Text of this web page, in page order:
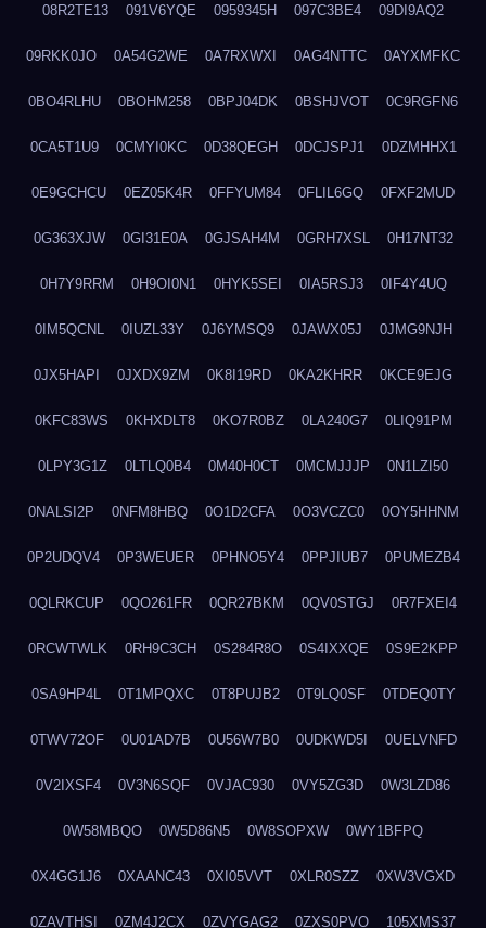
08R2TE13 091V6YQE 0959345H 097C3BE4 09DI9AQ2
09RKK0JO 0A54G2WE 0A7RXWXI 0AG4NTTC 0AYXMFKC
0BO4RLHU 0BOHM258 0BPJ04DK 0BSHJVOT 0C9RGFN6
0CA5T1U9 0CMYI0KC 0D38QEGH 0DCJSPJ1 0DZMHHX1
0E9GCHCU 0EZ05K4R 0FFYUM84 0FLIL6GQ 0FXF2MUD
0G363XJW 0GI31E0A 0GJSAH4M 0GRH7XSL 0H17NT32
0H7Y9RRM 0H9OI0N1 0HYK5SEI 0IA5RSJ3 0IF4Y4UQ
0IM5QCNL 0IUZL33Y 0J6YMSQ9 0JAWX05J 0JMG9NJH
0JX5HAPI 0JXDX9ZM 0K8I19RD 0KA2KHRR 0KCE9EJG
0KFC83WS 0KHXDLT8 0KO7R0BZ 0LA240G7 0LIQ91PM
0LPY3G1Z 0LTLQ0B4 0M40H0CT 0MCMJJJP 0N1LZI50
0NALSI2P 0NFM8HBQ 0O1D2CFA 0O3VCZC0 0OY5HHNM
0P2UDQV4 0P3WEUER 0PHNO5Y4 0PPJIUB7 0PUMEZB4
0QLRKCUP 0QO261FR 0QR27BKM 0QV0STGJ 0R7FXEI4
0RCWTWLK 0RH9C3CH 0S284R8O 0S4IXXQE 0S9E2KPP
0SA9HP4L 0T1MPQXC 0T8PUJB2 0T9LQ0SF 0TDEQ0TY
0TWV72OF 0U01AD7B 0U56W7B0 0UDKWD5I 0UELVNFD
0V2IXSF4 0V3N6SQF 0VJAC930 0VY5ZG3D 0W3LZD86
0W58MBQO 0W5D86N5 0W8SOPXW 0WY1BFPQ
0X4GG1J6 0XAANC43 0XI05VVT 0XLR0SZZ 0XW3VGXD
0ZAVTHSI 0ZM4J2CX 0ZVYGAG2 0ZXS0PVO 105XMS37